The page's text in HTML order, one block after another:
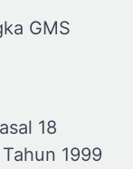
GMS
18
1999